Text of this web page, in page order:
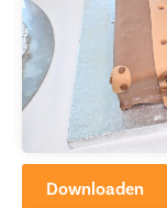
Downloaden